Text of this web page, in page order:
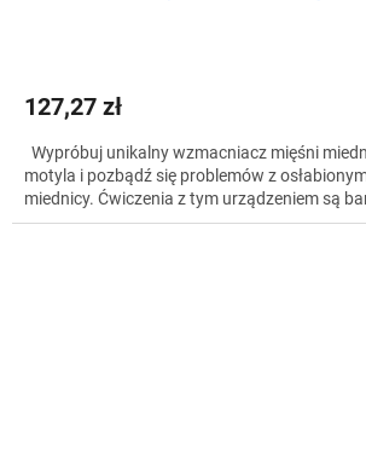
127,27 zł
Wypróbuj unikalny wzmacniacz mięśni
motyla i pozbądź się problemów z
miednicy. Ćwiczenia z tym urządzeniem są